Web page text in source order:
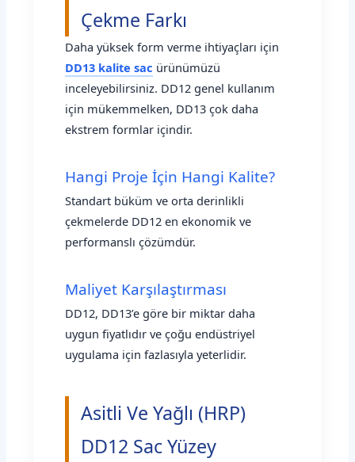
Çekme Farkı
Daha yüksek form verme ihtiyaçları için
DD13 kalite sac ürünümüzü
inceleyebilirsiniz. DD12 genel kullanım
için mükemmelken, DD13 çok daha
ekstrem formlar içindir.
Hangi Proje İçin Hangi Kalite?
Standart büküm ve orta derinlikli
çekmelerde DD12 en ekonomik ve
performanslı çözümdür.
Maliyet Karşılaştırması
DD12, DD13’e göre bir miktar daha
uygun fiyatlıdır ve çoğu endüstriyel
uygulama için fazlasıyla yeterlidir.
Asitli Ve Yağlı (HRP)
DD12 Sac Yüzey